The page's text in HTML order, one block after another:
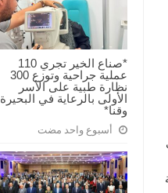
*صناع الخير تجري 110
عملية جراحية وتوزع 300
نظارة طبية على الأسر
الأولى بالرعاية في البحيرة
وقنا*
أسبوع واحد مضت